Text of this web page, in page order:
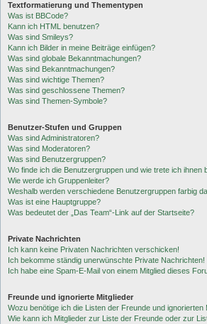
Textformatierung und Thementypen
Was ist BBCode?
Kann ich HTML benutzen?
Was sind Smileys?
Kann ich Bilder in meine Beiträge einfügen?
Was sind globale Bekanntmachungen?
Was sind Bekanntmachungen?
Was sind wichtige Themen?
Was sind geschlossene Themen?
Was sind Themen-Symbole?
Benutzer-Stufen und Gruppen
Was sind Administratoren?
Was sind Moderatoren?
Was sind Benutzergruppen?
Wo finde ich die Benutzergruppen und wie trete ich ihnen
Wie werde ich Gruppenleiter?
Weshalb werden verschiedene Benutzergruppen farbig
Was ist eine Hauptgruppe?
Was bedeutet der „Das Team“-Link auf der Startseite?
Private Nachrichten
Ich kann keine Privaten Nachrichten verschicken!
Ich bekomme ständig unerwünschte Private Nachrichten!
Ich habe eine Spam-E-Mail von einem Mitglied dieses
Freunde und ignorierte Mitglieder
Wozu benötige ich die Listen der Freunde und ignorierten
Wie kann ich Mitglieder zur Liste der Freunde oder zur